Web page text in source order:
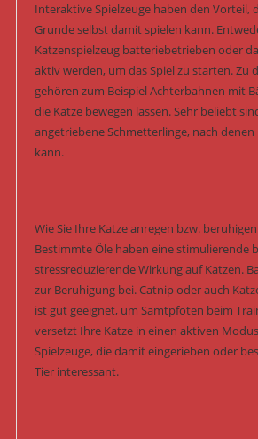
Interaktive Spielzeuge haben den Vorteil,
Grunde selbst damit spielen kann.
Katzenspielzeug batteriebetrieben oder
aktiv werden, um das Spiel zu starten. Zu
gehören zum Beispiel Achterbahnen mit
die Katze bewegen lassen. Sehr beliebt
angetriebene Schmetterlinge, nach denen
kann.
Wie Sie Ihre Katze anregen bzw.
Bestimmte Öle haben eine stimulierende
stressreduzierende Wirkung auf Katzen.
zur Beruhigung bei. Catnip oder auch
ist gut geeignet, um Samtpfoten beim
versetzt Ihre Katze in einen aktiven
Spielzeuge, die damit eingerieben oder
Tier interessant.